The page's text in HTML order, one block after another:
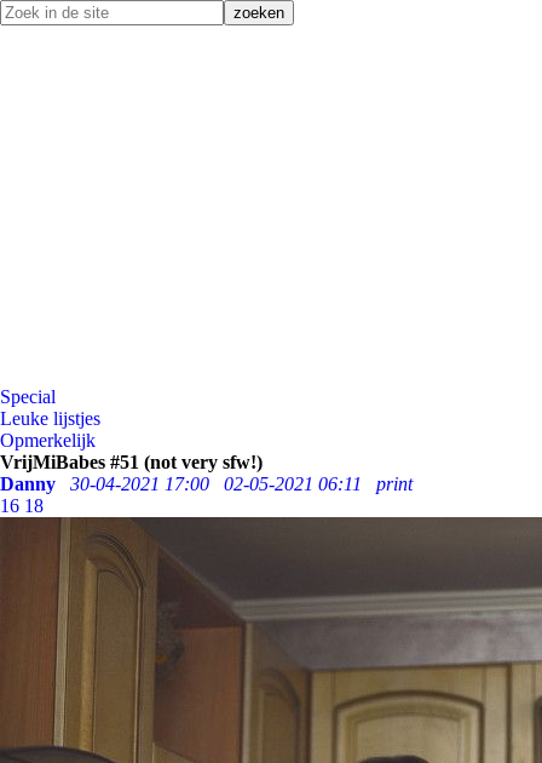
Special
Leuke lijstjes
Opmerkelijk
VrijMiBabes #51 (not very sfw!)
Danny
30-04-2021 17:00 02-05-2021 06:11
print
16 18